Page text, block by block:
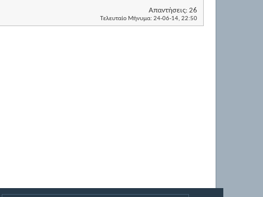
Απαντήσεις:26
Τελευταίο Μήνυμα: 24-06-14, 22:50